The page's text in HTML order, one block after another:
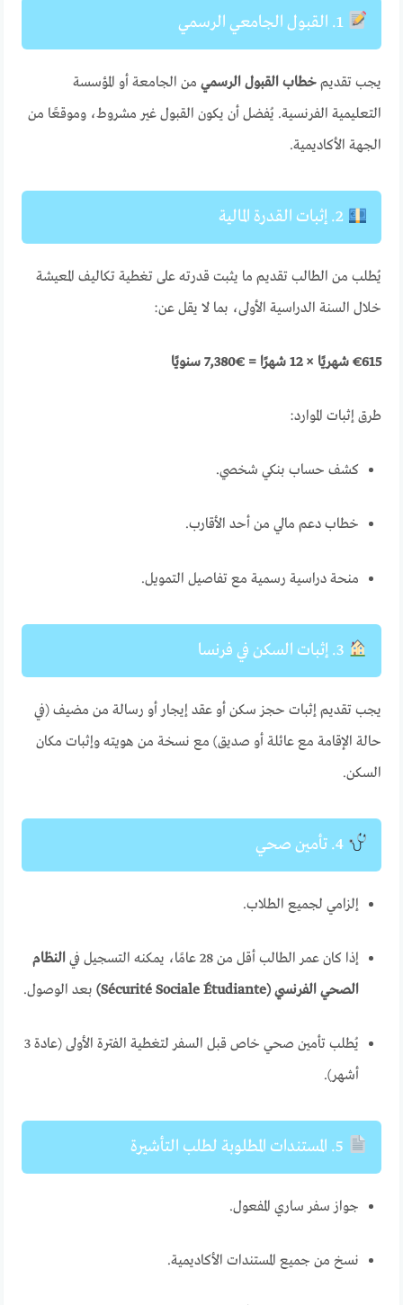
يجب تقديمخطاب القبول الرسمي من الجامعة أو المؤسسة
التعليمية الفرنسية. يُفضل أن يكون القبول غير مشروط، وموقعًا من
الجهة الأكاديمية.
يُطلب من الطالب تقديم ما يثبت قدرته على تغطية تكاليف المعيشة
خلال السنة الدراسية الأولى، بما لا يقل عن:
€615 شهريًا × 12 شهرًا = €7,380 سنويًا
طرق إثبات الموارد:
كشف حساب بنكي شخصي.
خطاب دعم مالي من أحد الأقارب.
منحة دراسية رسمية مع تفاصيل التمويل.
يجب تقديم إثبات حجز سكن أو عقد إيجار أو رسالة من مضيف (في
حالة الإقامة مع عائلة أو صديق) مع نسخة من هويته وإثبات مكان
السكن.
إلزامي لجميع الطلاب.
إذا كان عمر الطالب أقل من 28 عامًا، يمكنه التسجيل في
النظام
الصحي الفرنسي (Sécurité Sociale Étudiante)
بعد الوصول.
يُطلب تأمين صحي خاص قبل السفر لتغطية الفترة الأولى (عادة 3
أشهر).
جواز سفر ساري المفعول.
نسخ من جميع المستندات الأكاديمية.